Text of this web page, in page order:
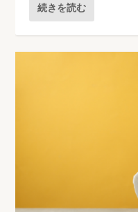
続きを読む